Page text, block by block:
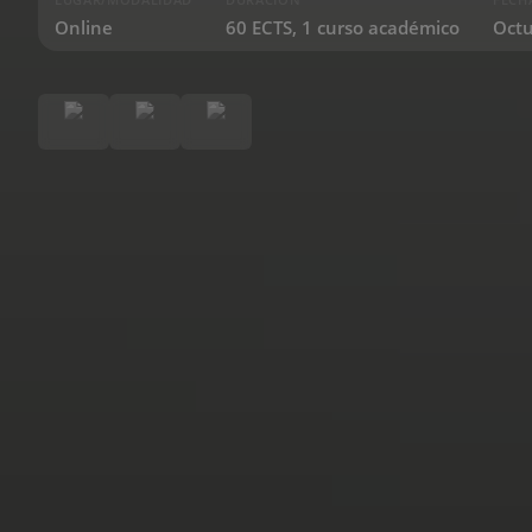
Online 60 ECTS, 1 curso académico